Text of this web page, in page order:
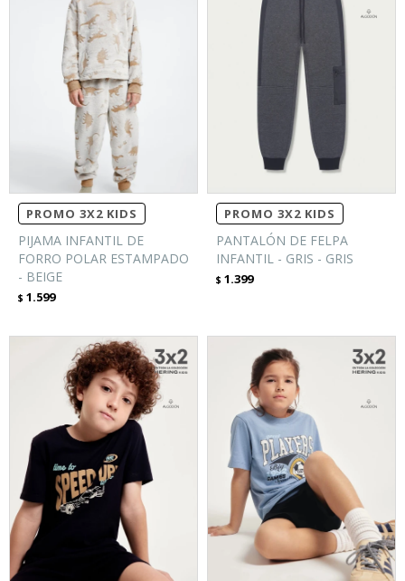
PROMO 3X2 KIDS
PIJAMA INFANTIL DE
FORRO POLAR ESTAMPADO
- BEIGE
$ 1.599
PROMO 3X2 KIDS
PANTALÓN DE FELPA
INFANTIL - GRIS - GRIS
$ 1.399